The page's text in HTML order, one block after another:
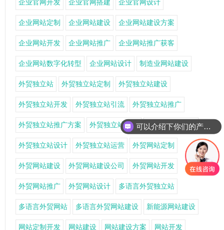
企业官网开发 企业官网搭建 企业官网设计
企业网站定制 企业网站建设 企业网站建设方案
企业网站开发 企业网站推广 企业网站推广获客
企业网站数字化转型 企业网站设计 制造业网站建设
外贸独立站 外贸独立站定制 外贸独立站建设
外贸独立站开发 外贸独立站引流 外贸独立站推广
外贸独立站推广方案 外贸独立站搭建 外贸独立站获客
外贸独立站设计 外贸独立站运营 外贸网站定制
外贸网站建设 外贸网站建设公司 外贸网站开发
外贸网站推广 外贸网站设计 多语言外贸独立站
多语言外贸网站 多语言外贸网站建设 新能源网站建设
网站定制开发 网站建设 网站建设方案 网站开发
可以介绍下你们的产品么